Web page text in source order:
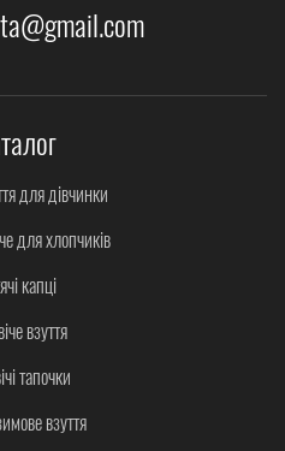
для дівчинки
для хлопчиків
капці
взуття
тапочки
взуття